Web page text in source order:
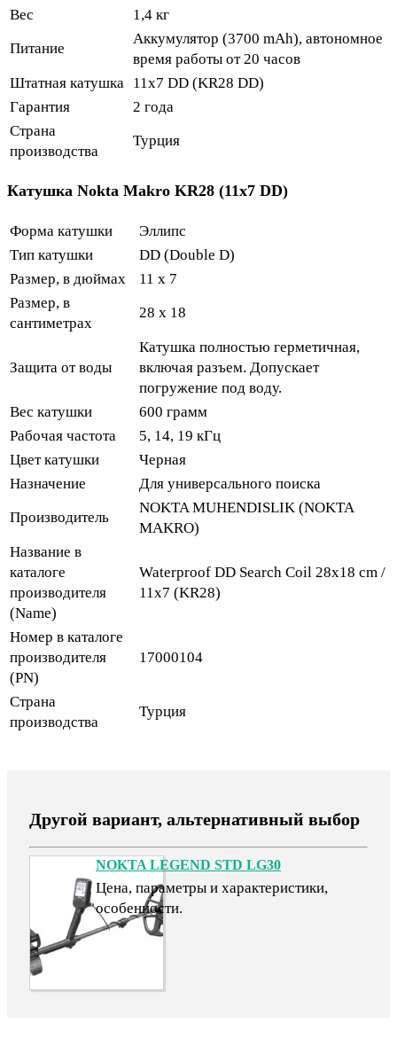
Вес
1,4 кг
Питание
Аккумулятор (3700 mAh), автономное
время работы от 20 часов
Штатная катушка
11x7 DD (KR28 DD)
Гарантия
2 года
Страна
производства
Турция
Катушка Nokta Makro KR28 (11x7 DD)
Форма катушки
Эллипс
Тип катушки
DD (Double D)
Размер, в дюймах
11 x 7
Размер, в
сантиметрах
28 x 18
Защита от воды
Катушка полностью герметичная,
включая разъем. Допускает
погружение под воду.
Вес катушки
600 грамм
Рабочая частота
5, 14, 19 кГц
Цвет катушки
Черная
Назначение
Для универсального поиска
Производитель
NOKTA MUHENDISLIK (NOKTA
MAKRO)
Название в
каталоге
производителя
(Name)
Waterproof DD Search Coil 28x18 cm /
11x7 (KR28)
Номер в каталоге
производителя
(PN)
17000104
Страна
производства
Турция
Другой вариант, альтернативный выбор
NOKTA LEGEND STD LG30
Цена, параметры и характеристики,
особенности.